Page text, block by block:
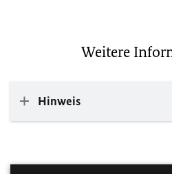
Weitere
Hinweis